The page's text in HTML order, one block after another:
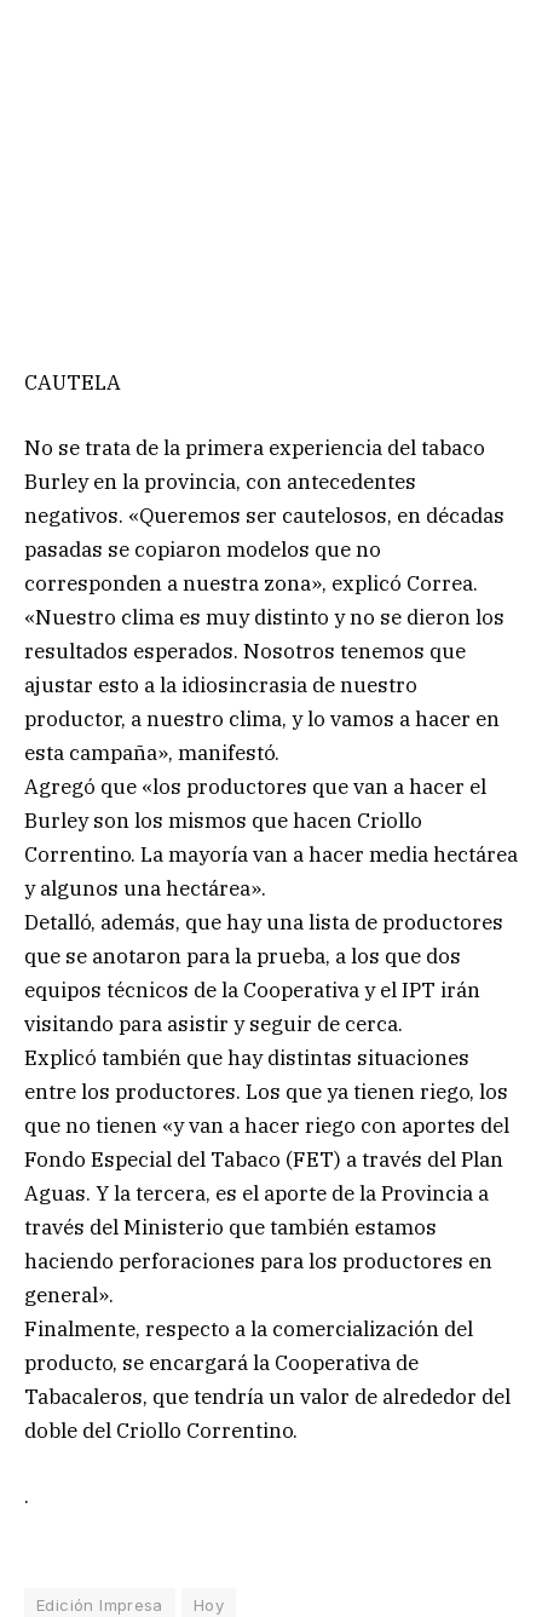
CAUTELA
No se trata de la primera experiencia del tabaco
Burley en la provincia, con antecedentes
negativos. «Queremos ser cautelosos, en décadas
pasadas se copiaron modelos que no
corresponden a nuestra zona», explicó Correa.
«Nuestro clima es muy distinto y no se dieron los
resultados esperados. Nosotros tenemos que
ajustar esto a la idiosincrasia de nuestro
productor, a nuestro clima, y lo vamos a hacer en
esta campaña», manifestó.
Agregó que «los productores que van a hacer el
Burley son los mismos que hacen Criollo
Correntino. La mayoría van a hacer media hectárea
y algunos una hectárea».
Detalló, además, que hay una lista de productores
que se anotaron para la prueba, a los que dos
equipos técnicos de la Cooperativa y el IPT irán
visitando para asistir y seguir de cerca.
Explicó también que hay distintas situaciones
entre los productores. Los que ya tienen riego, los
que no tienen «y van a hacer riego con aportes del
Fondo Especial del Tabaco (FET) a través del Plan
Aguas. Y la tercera, es el aporte de la Provincia a
través del Ministerio que también estamos
haciendo perforaciones para los productores en
general».
Finalmente, respecto a la comercialización del
producto, se encargará la Cooperativa de
Tabacaleros, que tendría un valor de alrededor del
doble del Criollo Correntino.
.
Edición Impresa Hoy